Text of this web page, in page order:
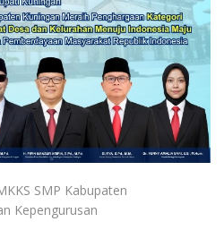
SMP Kabupaten
Kepengurusan